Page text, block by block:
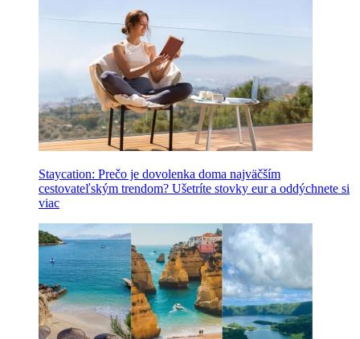
Staycation: Prečo je dovolenka doma najväčším
cestovateľským trendom? Ušetríte stovky eur a oddýchnete si
viac